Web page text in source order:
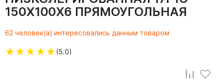
150Х100Х6 ПРЯМОУГОЛЬНАЯ
62 человек(а) интересовались данным товаром
★★★★★(5.0)